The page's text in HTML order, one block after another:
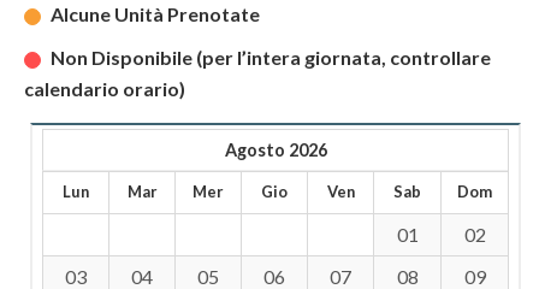
Alcune Unità Prenotate
Non Disponibile (per l’intera giornata, controllare
calendario orario)
Agosto 2026
Lun Mar Mer Gio Ven Sab Dom
01
02
03
04 05 06 07 08
09